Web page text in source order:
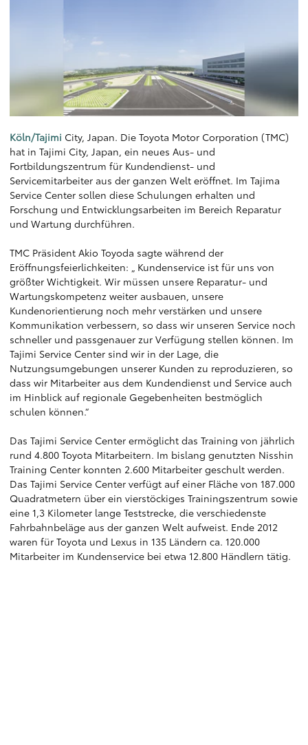
Köln/Tajimi City, Japan. Die Toyota Motor Corporation (TMC)
hat in Tajimi City, Japan, ein neues Aus- und
Fortbildungszentrum für Kundendienst- und
Servicemitarbeiter aus der ganzen Welt eröffnet. Im Tajima
Service Center sollen diese Schulungen erhalten und
Forschung und Entwicklungsarbeiten im Bereich Reparatur
und Wartung durchführen.
TMC Präsident Akio Toyoda sagte während der
Eröffnungsfeierlichkeiten: „ Kundenservice ist für uns von
größter Wichtigkeit. Wir müssen unsere Reparatur- und
Wartungskompetenz weiter ausbauen, unsere
Kundenorientierung noch mehr verstärken und unsere
Kommunikation verbessern, so dass wir unseren Service noch
schneller und passgenauer zur Verfügung stellen können. Im
Tajimi Service Center sind wir in der Lage, die
Nutzungsumgebungen unserer Kunden zu reproduzieren, so
dass wir Mitarbeiter aus dem Kundendienst und Service auch
im Hinblick auf regionale Gegebenheiten bestmöglich
schulen können.“
Das Tajimi Service Center ermöglicht das Training von jährlich
rund 4.800 Toyota Mitarbeitern. Im bislang genutzten Nisshin
Training Center konnten 2.600 Mitarbeiter geschult werden.
Das Tajimi Service Center verfügt auf einer Fläche von 187.000
Quadratmetern über ein vierstöckiges Trainingszentrum sowie
eine 1,3 Kilometer lange Teststrecke, die verschiedenste
Fahrbahnbeläge aus der ganzen Welt aufweist. Ende 2012
waren für Toyota und Lexus in 135 Ländern ca. 120.000
Mitarbeiter im Kundenservice bei etwa 12.800 Händlern tätig.